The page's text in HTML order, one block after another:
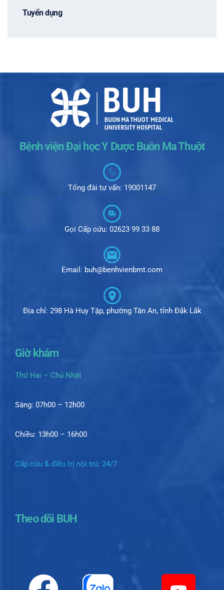
Tuyển dụng
Bệnh viện Đại học Y Dược Buôn Ma Thuột
Tổng đài tư vấn: 19001147
Gọi Cấp cứu: 02623 99 33 88
Email: buh@benhvienbmt.com
Địa chỉ: 298 Hà Huy Tập, phường Tân An, tỉnh Đắk Lắk
Giờ khám
Thứ Hai – Chủ Nhật
Sáng: 07h00 – 12h00
Chiều: 13h00 – 16h00
Cấp cứu & điều trị nội trú: 24/7
Theo dõi BUH